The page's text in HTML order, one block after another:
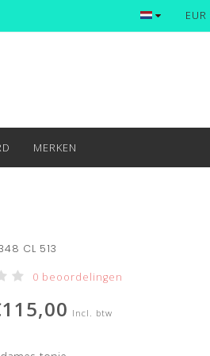
Ontdek en shopEUR
MERKEN
CL 513
0 beoordelingen
Incl. btw